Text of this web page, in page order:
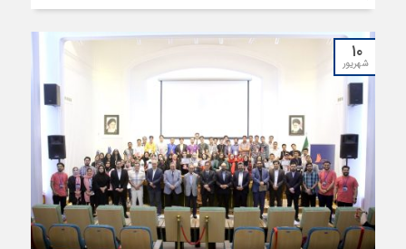
تامین مالی، بازرگانی خارجی و ضعف حمایت های قانونی و...، مطرح نمودند و
نمایندگان مجلس نیز از نکات اصلاحی بودجه کشور و لزوم توجه به بخش
خصوصی سخن گفتند.
۱۰
شهریور